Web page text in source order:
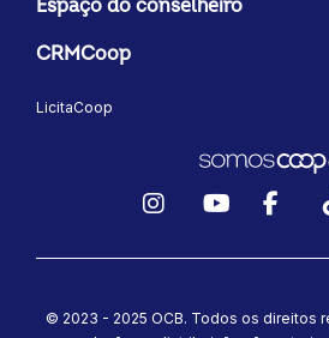
Espaço do conselheiro
CRMCoop
LicitaCoop
© 2023 - 2025 OCB. Todos os direitos